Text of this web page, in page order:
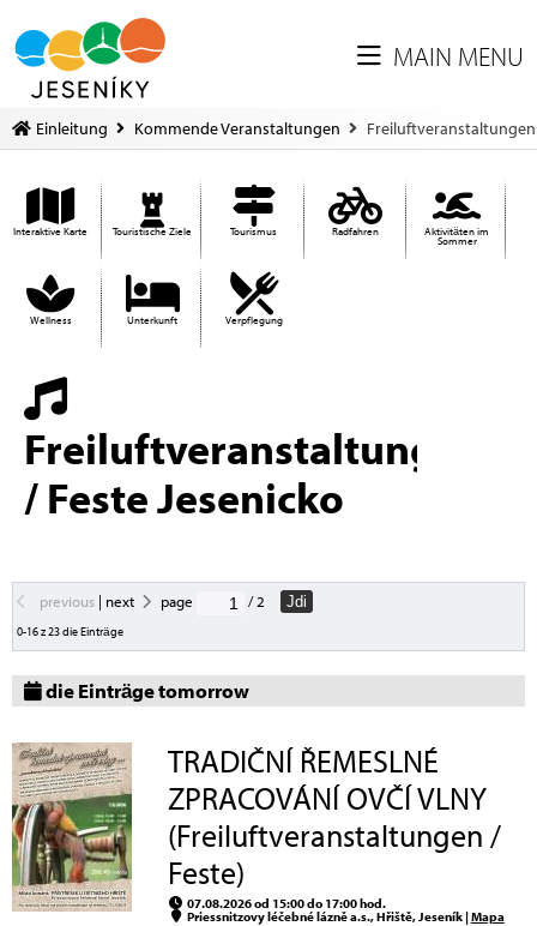
MAIN MENU
Einleitung Kommende Veranstaltungen
Interaktive Karte Touristische Ziele Tourismus Radfahren Aktivitäten im
Sommer
Wellness Unterkunft Verpflegung
Freiluftveranstaltungen
/ Feste Jesenicko
previous| next page / 2 Jdi
0-16 z 23 die Einträge
die Einträge tomorrow
TRADIČNÍ ŘEMESLNÉ
ZPRACOVÁNÍ OVČÍ VLNY
(Freiluftveranstaltungen /
Feste)
07.08.2026 od 15:00 do 17:00 hod.
Priessnitzovy léčebné lázně a.s., Hřiště, Jeseník |Mapa